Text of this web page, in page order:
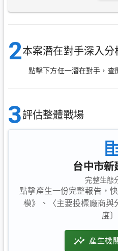
2本案潛在對手深入分
點擊下方任一潛在對手，查
3評估整體戰場
台中市新
完整生態
點擊產生一份完整報告，
模》、〈主要投標廠商與
度
產生機